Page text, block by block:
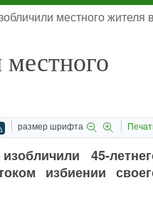
местного жителя
размер шрифта
45-
избиении